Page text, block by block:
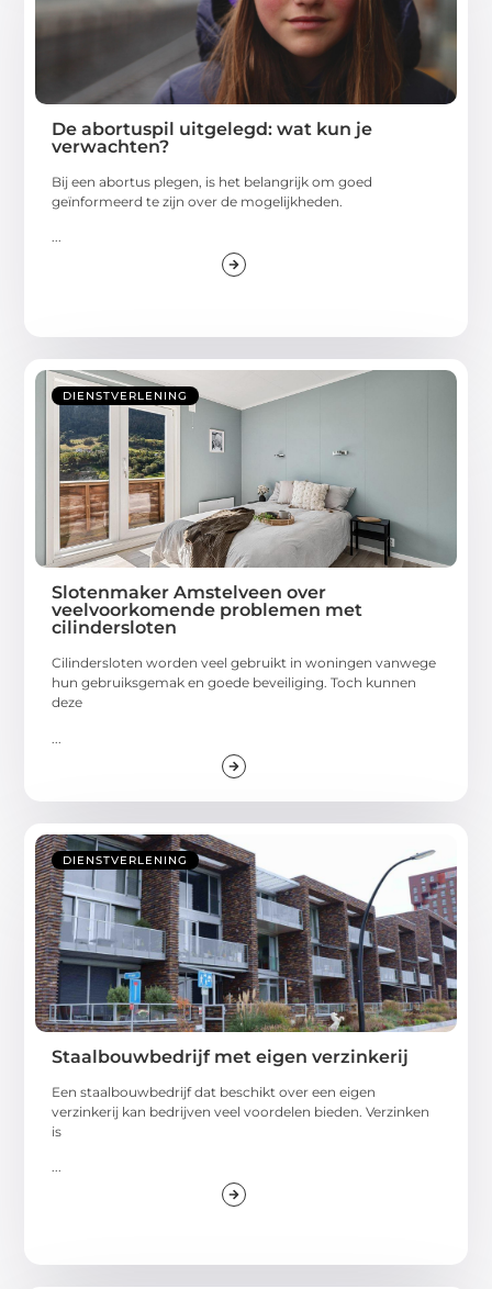
De abortuspil uitgelegd: wat kun je
verwachten?
Bij een abortus plegen, is het belangrijk om goed
geïnformeerd te zijn over de mogelijkheden.
...
DIENSTVERLENING
Slotenmaker Amstelveen over
veelvoorkomende problemen met
cilindersloten
Cilindersloten worden veel gebruikt in woningen vanwege
hun gebruiksgemak en goede beveiliging. Toch kunnen
deze
DIENSTVERLENING
Staalbouwbedrijf met eigen verzinkerij
Een staalbouwbedrijf dat beschikt over een eigen
verzinkerij kan bedrijven veel voordelen bieden. Verzinken
is
...